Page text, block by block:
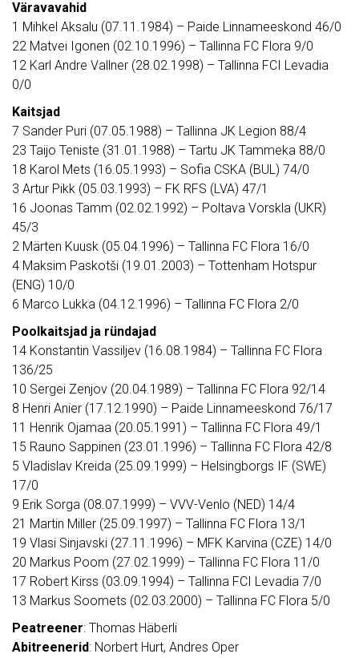
Väravavahid
1 Mihkel Aksalu (07.11.1984) – Paide Linnameeskond 46/0
22 Matvei Igonen (02.10.1996) – Tallinna FC Flora 9/0
12 Karl Andre Vallner (28.02.1998) – Tallinna FCI Levadia
0/0
Kaitsjad
7 Sander Puri (07.05.1988) – Tallinna JK Legion 88/4
23 Taijo Teniste (31.01.1988) – Tartu JK Tammeka 88/0
18 Karol Mets (16.05.1993) – Sofia CSKA (BUL) 74/0
3 Artur Pikk (05.03.1993) – FK RFS (LVA) 47/1
16 Joonas Tamm (02.02.1992) – Poltava Vorskla (UKR)
45/3
2 Märten Kuusk (05.04.1996) – Tallinna FC Flora 16/0
4 Maksim Paskotši (19.01.2003) – Tottenham Hotspur
(ENG) 10/0
6 Marco Lukka (04.12.1996) – Tallinna FC Flora 2/0
Poolkaitsjad ja ründajad
14 Konstantin Vassiljev (16.08.1984) – Tallinna FC Flora
136/25
10 Sergei Zenjov (20.04.1989) – Tallinna FC Flora 92/14
8 Henri Anier (17.12.1990) – Paide Linnameeskond 76/17
11 Henrik Ojamaa (20.05.1991) – Tallinna FC Flora 49/1
15 Rauno Sappinen (23.01.1996) – Tallinna FC Flora 42/8
5 Vladislav Kreida (25.09.1999) – Helsingborgs IF (SWE)
17/0
9 Erik Sorga (08.07.1999) – VVV-Venlo (NED) 14/4
21 Martin Miller (25.09.1997) – Tallinna FC Flora 13/1
19 Vlasi Sinjavski (27.11.1996) – MFK Karvina (CZE) 14/0
20 Markus Poom (27.02.1999) – Tallinna FC Flora 11/0
17 Robert Kirss (03.09.1994) – Tallinna FCI Levadia 7/0
13 Markus Soomets (02.03.2000) – Tallinna FC Flora 5/0
Peatreener: Thomas Häberli
Abitreenerid: Norbert Hurt, Andres Oper